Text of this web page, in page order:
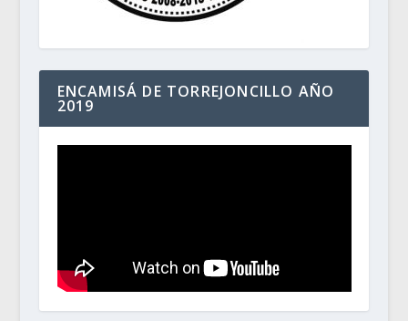
ENCAMISÁ DE TORREJONCILLO AÑO
2019